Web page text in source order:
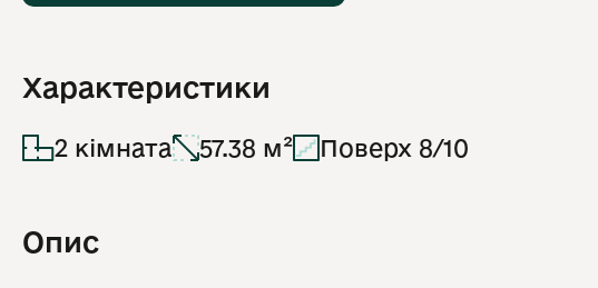
Характеристики
2 кімната 57.38 м² Поверх 8/10
Опис